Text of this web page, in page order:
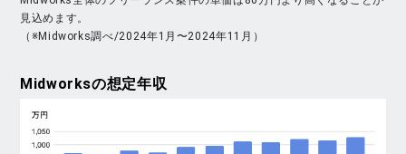
見込めます。
（※Midworks調べ/2024年1月〜2024年11月）
Midworksの想定年収